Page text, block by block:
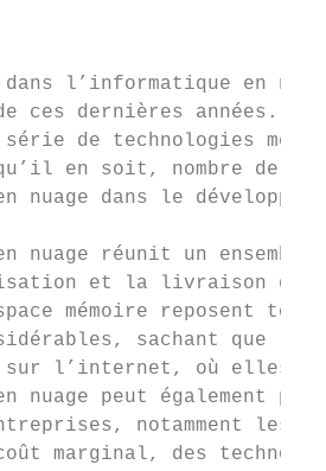
l’informatique en
ces dernières années.
de technologies
en soit, nombre de
nuage dans le
nuage réunit un
et la livraison
mémoire reposent
sachant que
sur l’internet, où elles
nuage peut également
notamment les
marginal, des